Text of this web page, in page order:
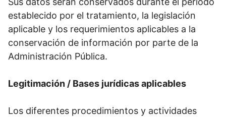
establecido por el tratamiento, la legislación
aplicable y los requerimientos aplicables a la
conservación de información por parte de la
Administración Pública.
Legitimación / Bases jurídicas aplicables
Los diferentes procedimientos y actividades